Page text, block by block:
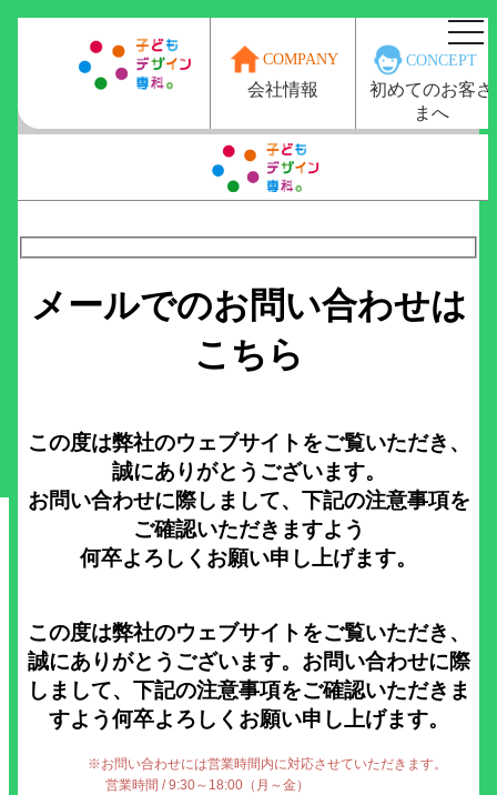
COMPANY
会社情報
CONCEPT
初めてのお客さ
まへ
通期デザイ
お問合せ
メールでのお問い合わせは
こちら
この度は弊社のウェブサイトをご覧いただき、
誠にありがとうございます。
お問い合わせに際しまして、下記の注意事項を
ご確認いただきますよう
何卒よろしくお願い申し上げます。
この度は弊社のウェブサイトをご覧いただき、
誠にありがとうございます。お問い合わせに際
しまして、下記の注意事項をご確認いただきま
すよう何卒よろしくお願い申し上げます。
※お問い合わせには営業時間内に対応させていただきます。
営業時間 / 9:30～18:00（月～金）